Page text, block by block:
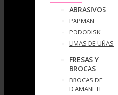
ABRASIVOS
PAPMAN
PODODISK
LIMAS DE UÑAS
FRESAS Y
BROCAS
BROCAS DE
DIAMANETE